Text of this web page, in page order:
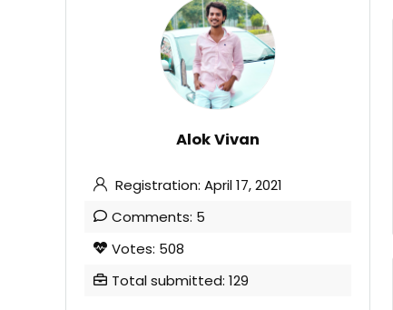
Alok Vivan
Registration: April 17, 2021
Comments: 5
Votes: 508
Total submitted: 129